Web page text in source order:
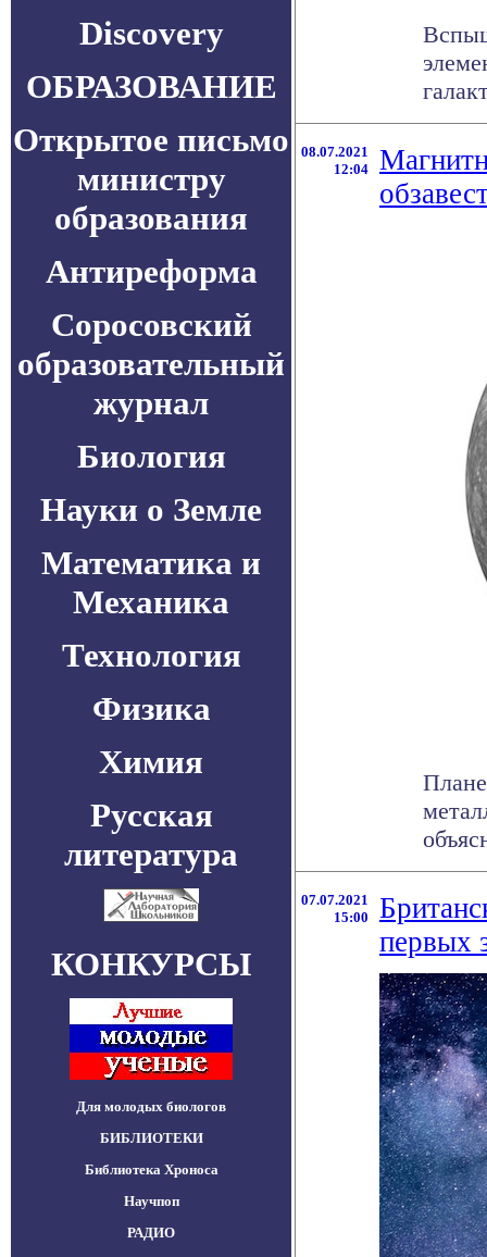
Discovery
ОБРАЗОВАНИЕ
Открытое письмо
министру
образования
Антиреформа
Соросовский
образовательный
журнал
Биология
Науки о Земле
Математика и
Механика
Технология
Физика
Химия
Русская
литература
КОНКУРСЫ
Для молодых биологов
БИБЛИОТЕКИ
Библиотека Хроноса
Научпоп
РАДИО
08.07.2021
12:04
07.07.2021
15:00
первых